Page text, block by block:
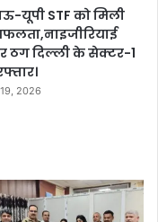
यूपी STF को मिली
ठग दिल्ली के सेक्टर-1
2026